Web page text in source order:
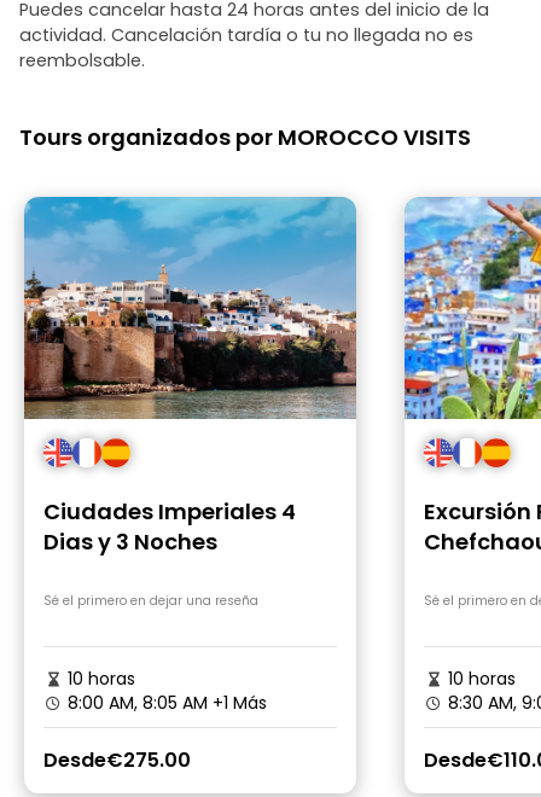
Puedes cancelar hasta 24 horas antes del inicio de la
actividad. Cancelación tardía o tu no llegada no es
reembolsable.
Tours organizados por MOROCCO VISITS
Ciudades Imperiales 4
Dias y 3 Noches
Sé el primero en dejar una reseña
10 horas
8:00 AM, 8:05 AM +1 Más
Desde€275.00
Excursión
Sé el primero en
10 horas
8:30 AM,
Desde